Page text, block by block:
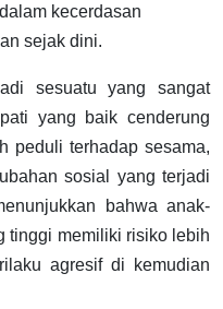
kecerdasan
sejak dini.
sesuatu yang sangat
yang baik cenderung
peduli terhadap sesama,
sosial yang terjadi
bahwa anak-
tinggi memiliki risiko lebih
agresif di kemudian